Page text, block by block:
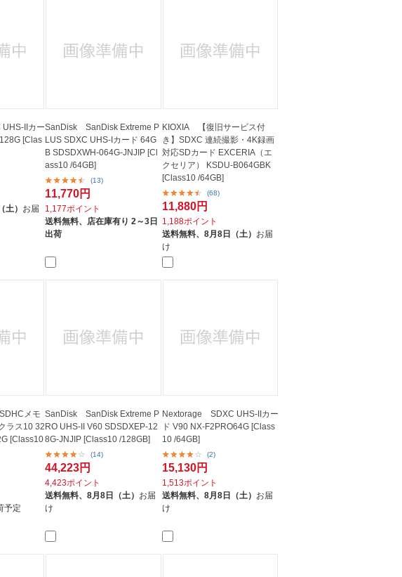
IIカー
[Clas
土） お届
SanDisk SanDisk Extreme P
LUS SDXC UHS-Iカード 64G
B SDSDXWH-064G-JNJIP [Cl
ass10 /64GB]
(13)
11,770円
1,177ポイント
送料無料、 店在庫有り 2～3日
出荷
KIOXIA 【復旧サービス付
き】SDXC 連続撮影・4K録画
対応SDカード EXCERIA（エ
クセリア） KSDU-B064GBK
[Class10 /64GB]
(68)
11,880円
1,188ポイント
送料無料、 8月8日（土） お届
け
メモ
ス10 32
[Class10
予定
SanDisk SanDisk Extreme P
RO UHS-II V60 SDSDXEP-12
8G-JNJIP [Class10 /128GB]
(14)
44,223円
4,423ポイント
送料無料、8月8日（土） お届
け
Nextorage SDXC UHS-IIカー
ド V90 NX-F2PRO64G [Class
10 /64GB]
(2)
15,130円
1,513ポイント
送料無料、 8月8日（土） お届
け